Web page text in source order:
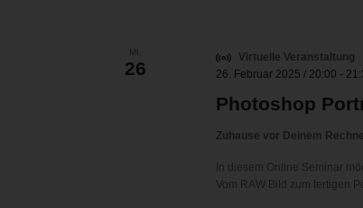
MI.
26
Photoshop
26. Februar 2025 / 20:00 -
Zuhause vor Deinem
Virtuelle Veranstaltung
In diesem Online Seminar
Vom RAW Bild zum fertigen